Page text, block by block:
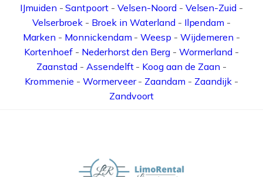
IJmuiden -Santpoort -Velsen-Noord - Velsen-Zuid -
Velserbroek - Broek in Waterland - Ilpendam -
Marken - Monnickendam -Weesp -Wijdemeren -
Kortenhoef- Nederhorst den Berg -Wormerland -
Zaanstad - Assendelft- Koog aan de Zaan -
Krommenie - Wormerveer- Zaandam - Zaandijk-
Zandvoort